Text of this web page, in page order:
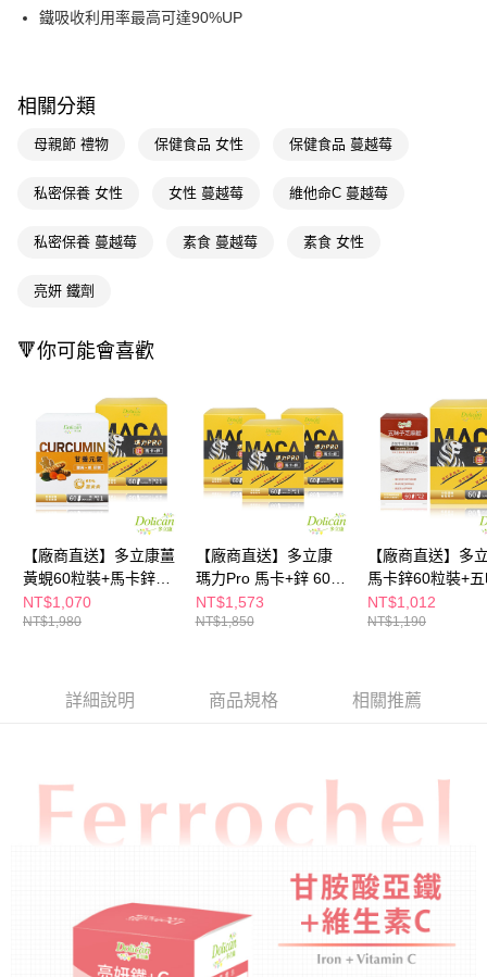
街口支付
Google Pay
AFTEE先享後付
【關於「AFTEE先享後付」】
便利好安心！
３．安心：先確認商品／服務後，再付款。
１．於結帳方式選擇「AFTEE先享後付」後，將跳轉至「AFTEE先享後付」
３．收到繳費通知簡訊後14天內，點擊此簡訊中的連結，可透過四大超商／
ATM／網路銀行／等多元方式進行付款，方視為交易完成。
※ 請注意：結帳手續完成當下不需立刻繳費，但若您需要取消訂單，請聯絡
購買商品的店家。未經商家同意取消之訂單仍視為有效，需透過AFTEE先享
後付繳納相關費用。
※ 交易是否成功請以「AFTEE先享後付 」之結帳頁面顯示為準，若有關於
是否繳費成功／繳費後需取消欲退款等相關疑問，請聯繫「AFTEE先享後付
客戶支援中心」https://netprotections.freshdesk.com/support/home
【注意事項】
１．透過由恩沛科技股份有限公司提供之「AFTEE先享後付」服務完成之交
易，需依本服務之必要範圍內提供個人資料，並將交易相關給付款項請求債
３．未成年的使用者請事先徵得法定代理人或監護人之同意方可使用
時審查核予不同之上限額度；若仍有額度不足之情形，本公司將視審查結果
請求用戶進行身份認證。
５．嚴禁一人註冊多個帳號或使用他人資訊註冊。若發現惡意使用之情形，
恩沛科技股份有限公司將有權停止該用戶之使用額度並採取法律行動。
每筆NT$100，滿NT$590(含以上)免運費
每筆NT$300
鐵吸收利用率最高可達90%UP
相關分類
母親節 禮物 保健食品 女性 保健食品 蔓越莓
私密保養 女性 女性 蔓越莓 維他命C 蔓越莓
私密保養 蔓越莓 素食 蔓越莓 素食 女性
亮妍 鐵劑
🔻你可能會喜歡
【廠商直送】多立康薑
黃蜆60粒裝+馬卡鋅60
粒裝
NT$1,070
NT$1,980
【廠商直送】多立康
瑪力Pro 馬卡+鋅 60粒
裝x3
NT$1,573
NT$1,850
【廠商直送】多
馬卡鋅60粒裝+
芝麻錠60粒裝
NT$1,012
NT$1,190
詳細說明 商品規格 相關推薦